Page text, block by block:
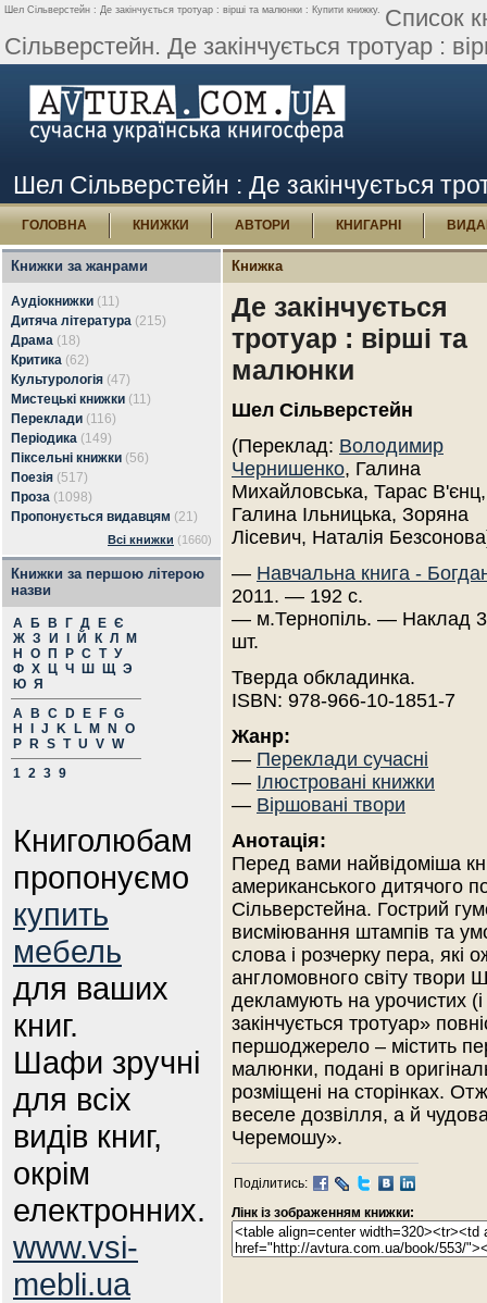
Шел Сільверстейн : Де закінчується тротуар : вірші та малюнки : Купити книжку. Список
Сільверстейн. Де закінчується тротуар :
Шел Сільверстейн : Де закінчується
ГОЛОВНА КНИЖКИ АВТОРИ КНИГАРНІ
Книжки за жанрами
Аудіокнижки (11)
Дитяча література (215)
Драма (18)
Критика (62)
Культурологія (47)
Мистецькі книжки (11)
Переклади (116)
Періодика (149)
Піксельні книжки (56)
Поезія (517)
Проза (1098)
Пропонується видавцям (21)
Всі книжки (1660)
Книжки за першою літерою
назви
А Б В Г Д Е Є
Ж З И Й К Л
М
Н
О П Р С Т У
Ф Х Ц Ч Ш Щ Э
Ю Я
A
B C D E F G
H
J K L M N
O
P
R S T U V W
1 2 3 9
Книголюбам
пропонуємо
купить
мебель
для ваших
книг.
Шафи зручні
для всіх
видів книг,
окрім
електронних.
www.vsi-
mebli.ua
Книжка
Де закінчується
тротуар : вірші та
малюнки
Шел Сільверстейн
(Переклад: Володимир
Чернишенко, Галина
Михайловська, Тарас В'єнц,
Галина Ільницька, Зоряна
Лісевич, Наталія
— Навчальна книга -
2011. — 192 с.
— м.Тернопіль. — Наклад
шт.
Тверда обкладинка.
ISBN: 978-966-10-1851-7
Жанр:
— Переклади сучасні
— Ілюстровані книжки
— Віршовані твори
Анотація:
Перед вами найвідоміша
американського дитячого
Сільверстейна. Гострий
висміювання штампів та
слова і розчерку пера, які
англомовного світу твори
декламують на урочистих
закінчується тротуар»
першоджерело – містить
малюнки, подані в
розміщені на сторінках.
веселе дозвілля, а й
Черемошу».
Поділитись:
Лінк із зображенням книжки: